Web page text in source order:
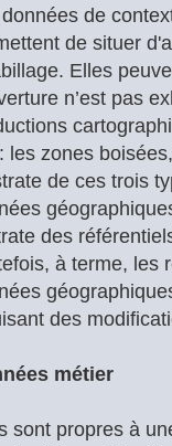
de
de situer
Elles
n’est pas
les zones
de ces trois
des
à terme, les
des
métier
sont propres à